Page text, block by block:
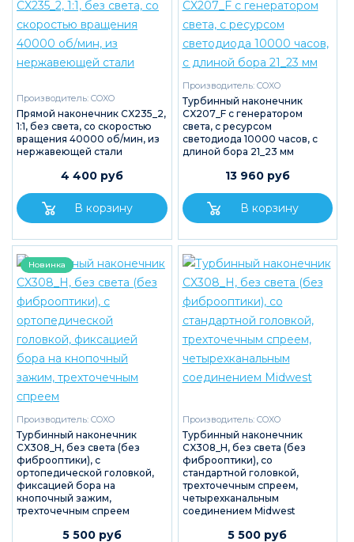
Производитель: COXO
Прямой наконечник CX235_2,
1:1, без света, со скоростью
вращения 40000 об/мин, из
нержавеющей стали
4 400 руб
Производитель: COXO
Турбинный наконечник
CX207_F с генератором
света, с ресурсом
светодиода 10000 часов, с
длиной бора 21_23 мм
13 960 руб
Новинка
Производитель: COXO
Турбинный наконечник
CX308_H, без света (без
фиброоптики), с
ортопедической головкой,
фиксацией бора на
кнопочный зажим,
трехточечным спреем
5 500 руб
Производитель: COXO
Турбинный наконечник
CX308_H, без света (без
фиброоптики), со
стандартной головкой,
трехточечным спреем,
четырехканальным
соединением Midwest
5 500 руб